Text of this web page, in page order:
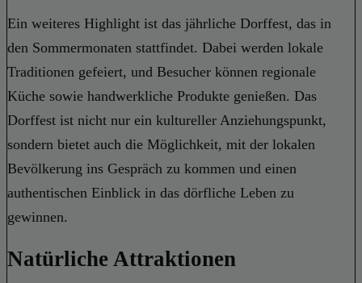
Ein weiteres Highlight ist das jährliche Dorffest, das in
den Sommermonaten stattfindet. Dabei werden lokale
Traditionen gefeiert, und Besucher können regionale
Küche sowie handwerkliche Produkte genießen. Das
Dorffest ist nicht nur ein kultureller Anziehungspunkt,
sondern bietet auch die Möglichkeit, mit der lokalen
Bevölkerung ins Gespräch zu kommen und einen
authentischen Einblick in das dörfliche Leben zu
gewinnen.
Natürliche Attraktionen